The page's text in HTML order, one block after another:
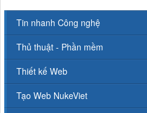
Tin nhanh Công nghệ
Thủ thuật - Phần mềm
Thiết kế Web
Tạo Web NukeViet